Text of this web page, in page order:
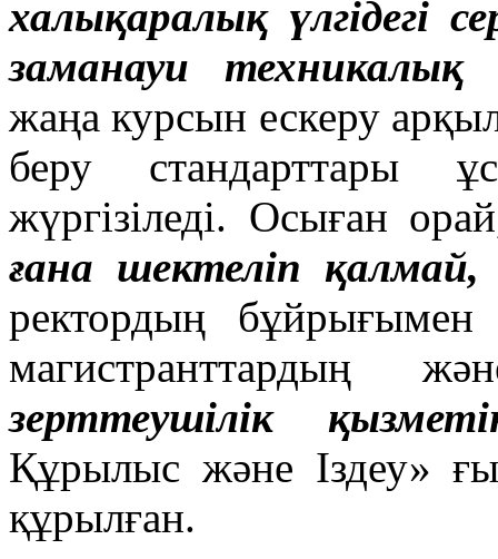
халықаралық үлгідегі
заманауи техникалық
жаңа курсын ескеру
беру стандарттары
жүргізіледі. Осыған
ғана шектеліп қалмай,
ректордың бұйрығымен
магистранттардың
зерттеушілік
Құрылыс және Іздеу»
құрылған.